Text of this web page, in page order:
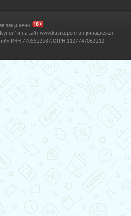
защищены.
и на сайт www.kupikupon.ru принадлежат
ИНН 7705523387, ОГРН 1127747063212